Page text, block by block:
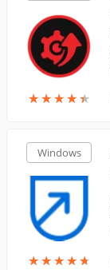
★★★★★
★★★★★
Windows
★★★★★
★★★★★